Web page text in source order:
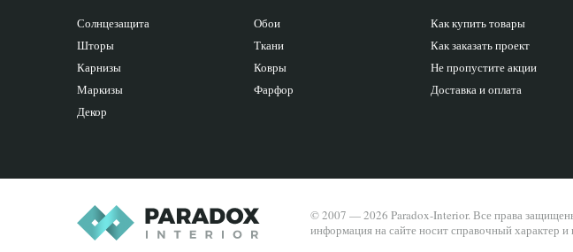
Солнцезащита
Шторы
Карнизы
Маркизы
Декор
Обои
Ткани
Ковры
Фарфор
Как купить товары
Как заказать проект
Не пропустите акции
Доставка и оплата
© 2007 — 2026 Paradox-Interior. Все права
информация на сайте носит справочный характер и